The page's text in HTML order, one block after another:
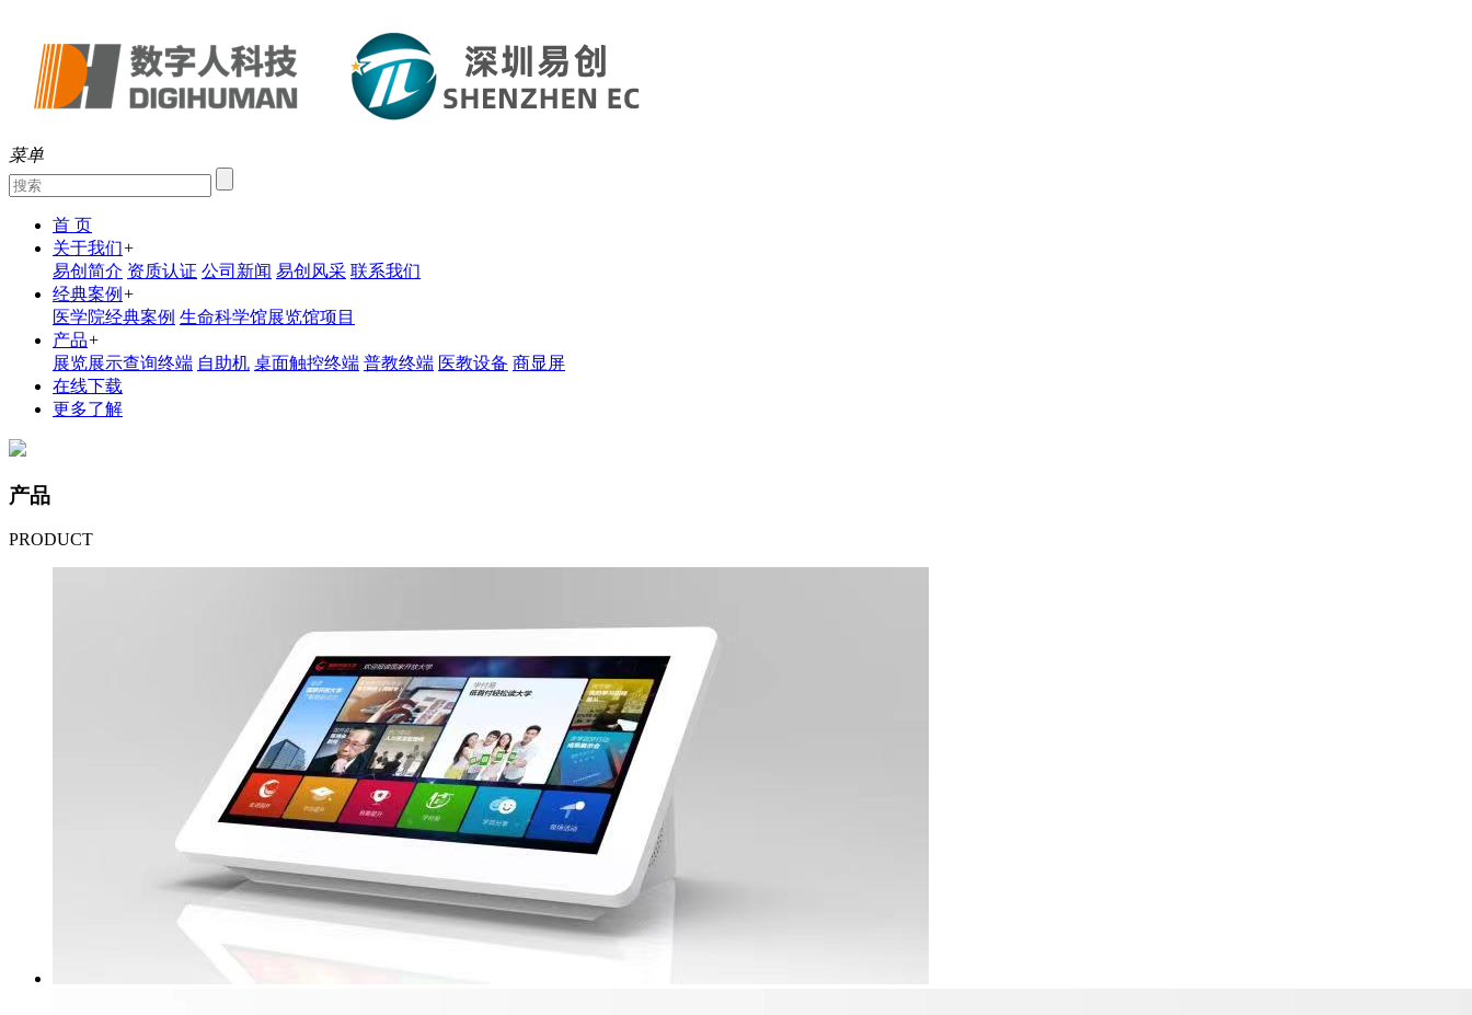
菜单
首 页
关于我们+
易创简介 资质认证 公司新闻 易创风采 联系我们
经典案例 +
医学院经典案例 生命科学馆展览馆项目
产品+
展览展示查询终端 自助机 桌面触控终端 普教终端 医教设备 商显屏
在线下载
更多了解
产品
PRODUCT